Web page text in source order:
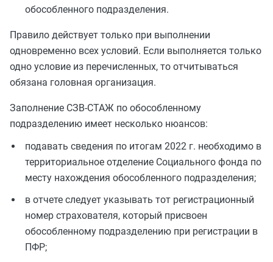
обособленного подразделения.
Правило действует только при выполнении
одновременно всех условий. Если выполняется только
одно условие из перечисленных, то отчитываться
обязана головная организация.
Заполнение СЗВ-СТАЖ по обособленному
подразделению имеет несколько нюансов:
подавать сведения по итогам 2022 г. необходимо в
территориальное отделение Социального фонда по
месту нахождения обособленного подразделения;
в отчете следует указывать тот регистрационный
номер страхователя, который присвоен
обособленному подразделению при регистрации в
ПФР;